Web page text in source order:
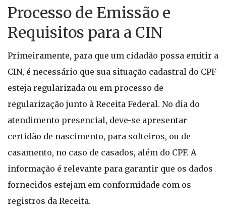
Processo de Emissão e
Requisitos para a CIN
Primeiramente, para que um cidadão possa emitir a
CIN, é necessário que sua situação cadastral do CPF
esteja regularizada ou em processo de
regularização junto à Receita Federal. No dia do
atendimento presencial, deve-se apresentar
certidão de nascimento, para solteiros, ou de
casamento, no caso de casados, além do CPF. A
informação é relevante para garantir que os dados
fornecidos estejam em conformidade com os
registros da Receita.